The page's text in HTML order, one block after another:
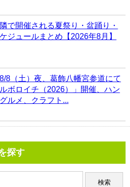
で開催される夏祭り・盆踊り・
ジュールまとめ【2026年8月】
8/8（土）夜、葛飾八幡宮参道にて
ルボロイチ（2026）」開催、ハン
ルメ、クラフト...
探す